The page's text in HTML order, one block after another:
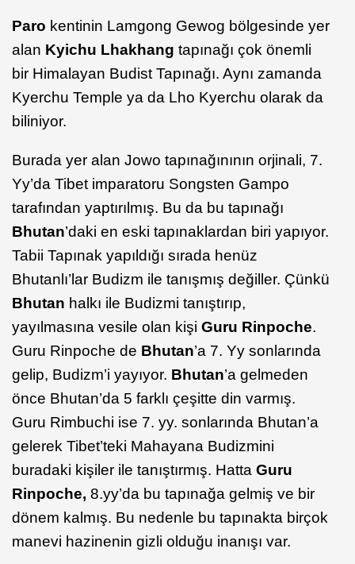
Paro kentinin Lamgong Gewog bölgesinde yer
alan Kyichu Lhakhang tapınağı çok önemli
bir Himalayan Budist Tapınağı. Aynı zamanda
Kyerchu Temple ya da Lho Kyerchu olarak da
biliniyor.
Burada yer alan Jowo tapınağınının orjinali, 7.
Yy’da Tibet imparatoru Songsten Gampo
tarafından yaptırılmış. Bu da bu tapınağı
Bhutan’daki en eski tapınaklardan biri yapıyor.
Tabii Tapınak yapıldığı sırada henüz
Bhutanlı’lar Budizm ile tanışmış değiller. Çünkü
Bhutan halkı ile Budizmi tanıştırıp,
yayılmasına vesile olan kişi Guru Rinpoche.
Guru Rinpoche de Bhutan’a 7. Yy sonlarında
gelip, Budizm’i yayıyor. Bhutan’a gelmeden
önce Bhutan’da 5 farklı çeşitte din varmış.
Guru Rimbuchi ise 7. yy. sonlarında Bhutan’a
gelerek Tibet’teki Mahayana Budizmini
buradaki kişiler ile tanıştırmış. Hatta Guru
Rinpoche, 8.yy’da bu tapınağa gelmiş ve bir
dönem kalmış. Bu nedenle bu tapınakta birçok
manevi hazinenin gizli olduğu inanışı var.